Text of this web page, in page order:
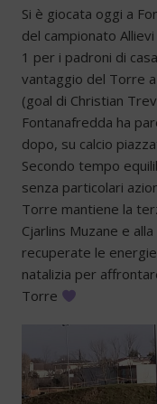
Si è giocata oggi a
del campionato
1 per i padroni di
vantaggio del Torre
(goal di Christian
Fontanafredda ha
dopo, su calcio
Secondo tempo
senza particolari
Torre mantiene la
Cjarlins Muzane e
recuperate le
natalizia per
Torre